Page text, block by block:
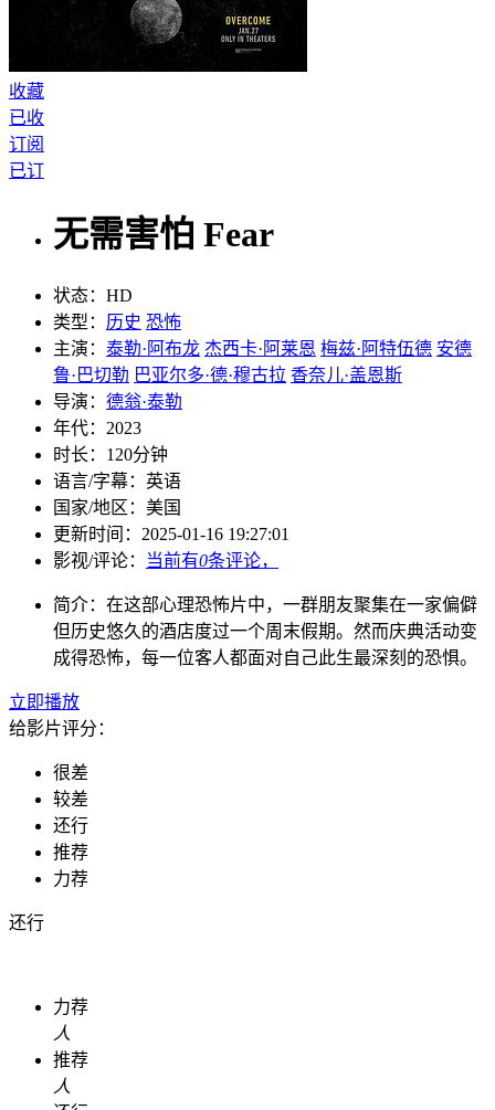
收藏
已收
订阅
已订
无需害怕 Fear
状态： HD
类型： 历史 恐怖
主演： 泰勒·阿布龙 杰西卡·阿莱恩 梅兹·阿特伍德 安德
鲁·巴切勒 巴亚尔多·德·穆古拉 香奈儿·盖恩斯
导演： 德翁·泰勒
年代： 2023
时长： 120分钟
语言/字幕： 英语
国家/地区： 美国
更新时间： 2025-01-16 19:27:01
影视/评论：
当前有0条评论，
简介： 在这部心理恐怖片中，一群朋友聚集在一家偏僻
但历史悠久的酒店度过一个周末假期。然而庆典活动变
成得恐怖，每一位客人都面对自己此生最深刻的恐惧。
立即播放
给影片评分：
很差
较差
还行
推荐
力荐
还行
力荐
人
推荐
人